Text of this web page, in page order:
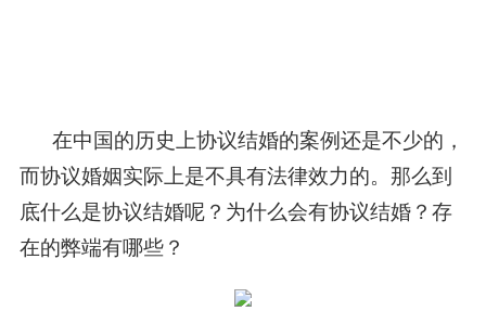
在中国的历史上协议结婚的案例还是不少的，
而协议婚姻实际上是不具有法律效力的。那么到
底什么是协议结婚呢？为什么会有协议结婚？存
在的弊端有哪些？